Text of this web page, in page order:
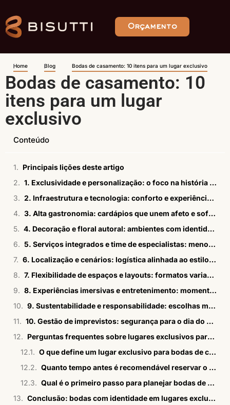
Orçamento
Home Blog Bodas de casamento: 10 itens para um lugar exclusivo
Bodas de casamento: 10
itens para um lugar
exclusivo
Conteúdo
Principais lições deste artigo
1. Exclusividade e personalização: o foco na história do casal
2. Infraestrutura e tecnologia: conforto e experiência imersiva
3. Alta gastronomia: cardápios que unem afeto e sofisticação
4. Decoração e floral autoral: ambientes com identidade
5. Serviços integrados e time de especialistas: menos retrabalho
6. Localização e cenários: logística alinhada ao estilo da festa
7. Flexibilidade de espaços e layouts: formatos variados de celebração
8. Experiências imersivas e entretenimento: momentos marcantes
9. Sustentabilidade e responsabilidade: escolhas mais conscientes
10. Gestão de imprevistos: segurança para o dia do evento
Perguntas frequentes sobre lugares exclusivos para bodas de casamento
O que define um lugar exclusivo para bodas de casamento?
Quanto tempo antes é recomendável reservar o espaço das bodas?
Qual é o primeiro passo para planejar bodas de casamento em lugares exclusivos com a Bisutti?
Conclusão: bodas com identidade em lugares exclusivos